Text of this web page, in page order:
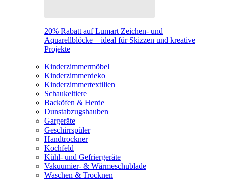
20% Rabatt auf Lumart Zeichen- und
Aquarellblöcke – ideal für Skizzen und kreative
Projekte
Kinderzimmermöbel
Kinderzimmerdeko
Kinderzimmertextilien
Schaukeltiere
Backöfen & Herde
Dunstabzugshauben
Gargeräte
Geschirrspüler
Handtrockner
Kochfeld
Kühl- und Gefriergeräte
Vakuumier- & Wärmeschublade
Waschen & Trocknen